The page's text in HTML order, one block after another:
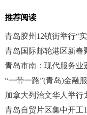
推荐阅读
青岛胶州12镇街举行“
青岛国际邮轮港区新春
青岛市南：现代服务业
“一带一路”(青岛)金融
青岛自贸片区集中开工